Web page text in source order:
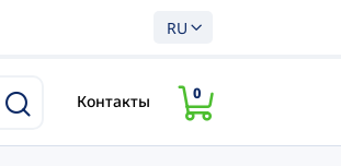
RU
Контакты 0